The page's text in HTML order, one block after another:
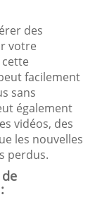
des
votre
facilement
sans
également
vidéos, des
les nouvelles
perdus.